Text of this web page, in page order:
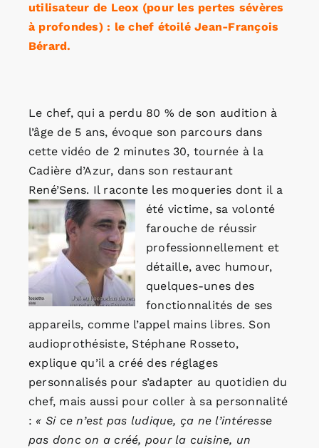
utilisateur de Leox (pour les pertes sévères
à profondes) : le chef étoilé Jean-François
Bérard.
Le chef, qui a perdu 80 % de son audition à
l’âge de 5 ans, évoque son parcours dans
cette vidéo de 2 minutes 30, tournée à la
Cadière d’Azur, dans son restaurant
René’Sens. Il raconte les moqueries dont il a
été victime, sa volonté
farouche de réussir
professionnellement et
détaille, avec humour,
quelques-unes des
fonctionnalités de ses
appareils, comme l’appel mains libres. Son
audioprothésiste, Stéphane Rosseto,
explique qu’il a créé des réglages
personnalisés pour s’adapter au quotidien du
chef, mais aussi pour coller à sa personnalité
: « Si ce n’est pas ludique, ça ne l’intéresse
pas donc on a créé, pour la cuisine, un